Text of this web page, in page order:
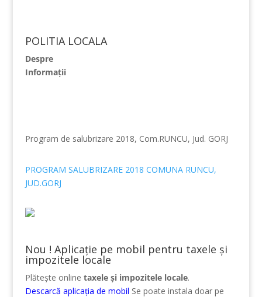
POLITIA LOCALA
Despre
Informații
Program de salubrizare 2018, Com.RUNCU, Jud. GORJ
PROGRAM SALUBRIZARE 2018 COMUNA RUNCU,
JUD.GORJ
Nou ! Aplicație pe mobil pentru taxele și
impozitele locale
Plătește online taxele și impozitele locale.
Descarcă aplicația de mobil Se poate instala doar pe